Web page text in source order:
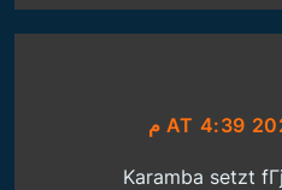
Karamba setzt